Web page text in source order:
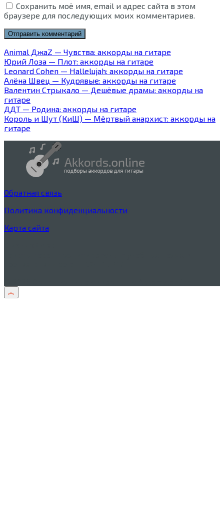
Сохранить моё имя, email и адрес сайта в этом
браузере для последующих моих комментариев.
Animal ДжаZ — Чувства: аккорды на гитаре
Юрий Лоза — Плот: аккорды на гитаре
Leonard Cohen — Hallelujah: аккорды на гитаре
Алёна Швец — Кудрявые: аккорды на гитаре
Валентин Стрыкало — Дешёвые драмы: аккорды на
гитаре
ДДТ — Родина: аккорды на гитаре
Король и Шут (КиШ) — Мёртвый анархист: аккорды на
гитаре
Обратная связь
Политика конфиденциальности
Карта сайта